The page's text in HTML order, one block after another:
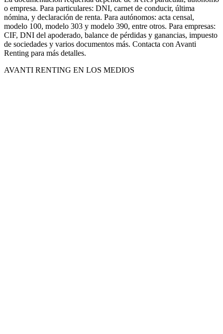
o empresa. Para particulares: DNI, carnet de conducir, última
nómina, y declaración de renta. Para autónomos: acta censal,
modelo 100, modelo 303 y modelo 390, entre otros. Para empresas:
CIF, DNI del apoderado, balance de pérdidas y ganancias, impuesto
de sociedades y varios documentos más. Contacta con Avanti
Renting para más detalles.
AVANTI RENTING EN LOS MEDIOS